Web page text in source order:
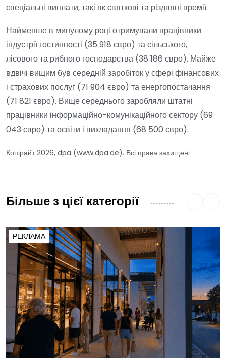
спеціальні виплати, такі як святкові та різдвяні премії.
Найменше в минулому році отримували працівники
індустрії гостинності (35 918 євро) та сільського,
лісового та рибного господарства (38 186 євро). Майже
вдвічі вищим був середній заробіток у сфері фінансових
і страхових послуг (71 904 євро) та енергопостачання
(71 821 євро). Вище середнього заробляли штатні
працівники інформаційно-комунікаційного сектору (69
043 євро) та освіти і викладання (68 500 євро).
Копірайт 2026, dpa (www.dpa.de). Всі права захищені
Більше з цієї категорії
РЕКЛАМА